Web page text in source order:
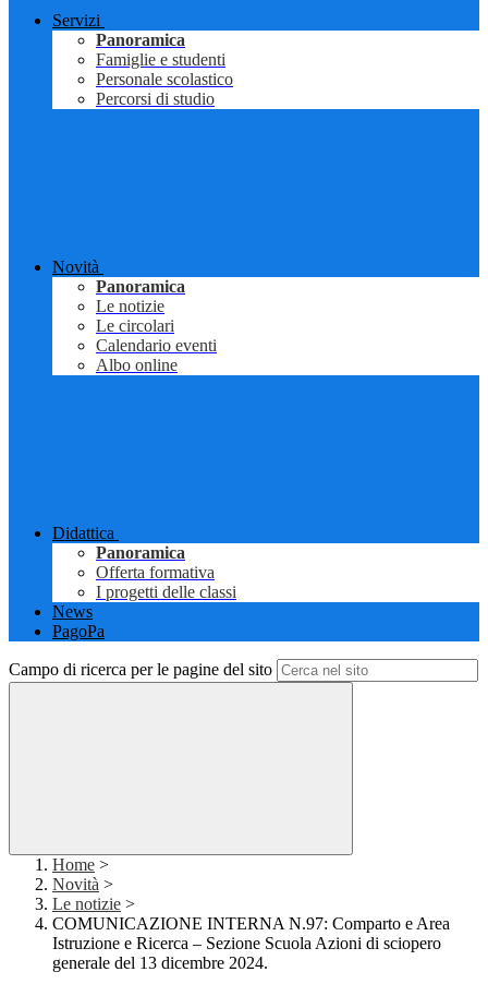
Servizi
Panoramica
Famiglie e studenti
Personale scolastico
Percorsi di studio
Novità
Panoramica
Le notizie
Le circolari
Calendario eventi
Albo online
Didattica
Panoramica
Offerta formativa
I progetti delle classi
News
PagoPa
Campo di ricerca per le pagine del sito
Home >
Novità >
Le notizie >
COMUNICAZIONE INTERNA N.97: Comparto e Area
Istruzione e Ricerca – Sezione Scuola Azioni di sciopero
generale del 13 dicembre 2024.